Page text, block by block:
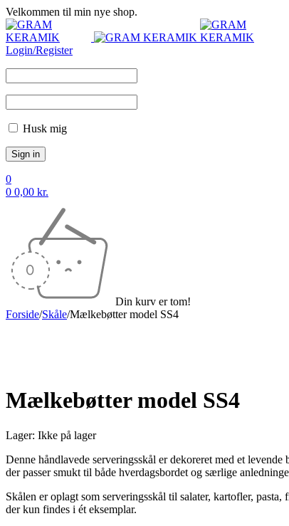
Velkommen til min nye shop.
Login/Register
Husk mig
0
0 0,00 kr.
Din kurv er tom!
Forside/Skåle/Mælkebøtter model SS4
Mælkebøtter model SS4
Lager: Ikke på lager
Denne håndlavede serveringsskål er dekoreret med et
der passer smukt til både hverdagsbordet og særlige
Skålen er oplagt som serveringsskål til salater, kartofler,
der kun findes i ét eksemplar.